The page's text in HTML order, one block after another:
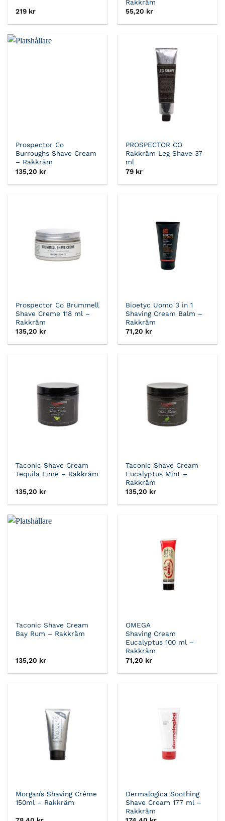
219 kr
Rakkräm
55,20 kr
Prospector Co
Burroughs Shave Cream
– Rakkräm
135,20 kr
PROSPECTOR CO
Rakkräm Leg Shave 37
ml
79 kr
Prospector Co Brummell
Shave Creme 118 ml –
Rakkräm
135,20 kr
Bioetyc Uomo 3 in 1
Shaving Cream Balm –
Rakkräm
71,20 kr
Taconic Shave Cream
Tequila Lime – Rakkräm
135,20 kr
Taconic Shave Cream
Eucalyptus Mint –
Rakkräm
135,20 kr
Taconic Shave Cream
Bay Rum – Rakkräm
135,20 kr
OMEGA
Shaving Cream
Eucalyptus 100 ml –
Rakkräm
71,20 kr
Morgan’s Shaving Créme
150ml – Rakkräm
Dermalogica Soothing
Shave Cream 177 ml –
Rakkräm